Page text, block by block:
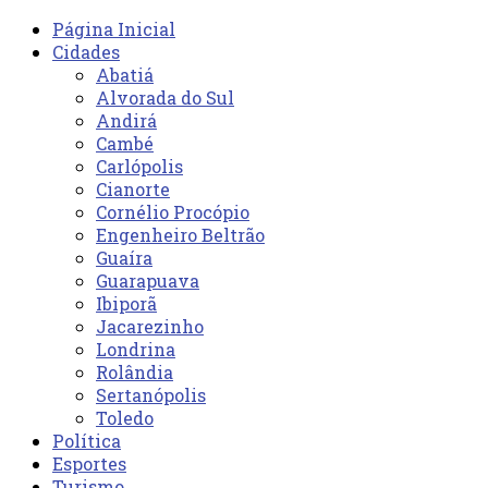
Página Inicial
Cidades
Abatiá
Alvorada do Sul
Andirá
Cambé
Carlópolis
Cianorte
Cornélio Procópio
Engenheiro Beltrão
Guaíra
Guarapuava
Ibiporã
Jacarezinho
Londrina
Rolândia
Sertanópolis
Toledo
Política
Esportes